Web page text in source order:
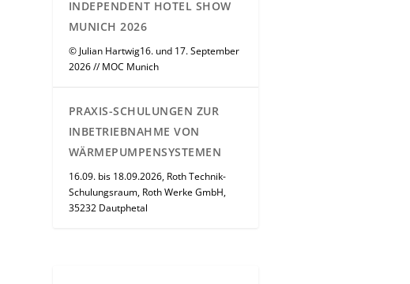
INDEPENDENT HOTEL SHOW
MUNICH 2026
© Julian Hartwig16. und 17. September
2026 // MOC Munich
PRAXIS-SCHULUNGEN ZUR
INBETRIEBNAHME VON
WÄRMEPUMPENSYSTEMEN
16.09. bis 18.09.2026, Roth Technik-
Schulungsraum, Roth Werke GmbH,
35232 Dautphetal